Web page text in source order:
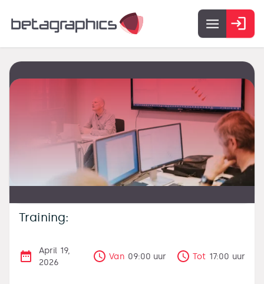
Training:
April 19,
2026
Van 09:00 uur Tot 17:00 uur